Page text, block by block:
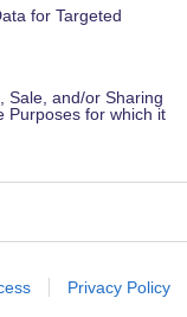
for Targeted
Sale, and/or Sharing
Purposes for which it
Privacy Policy
Teams
möchte man
oder Faulheit
noch die